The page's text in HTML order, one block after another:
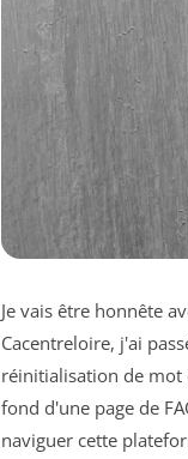
Je vais être honnête
Cacentreloire, j'ai
réinitialisation de mot
fond d'une page de
naviguer cette